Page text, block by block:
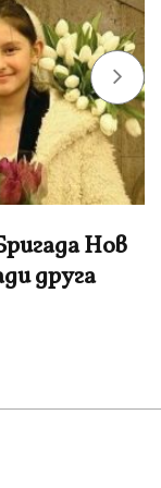
Нов
друга